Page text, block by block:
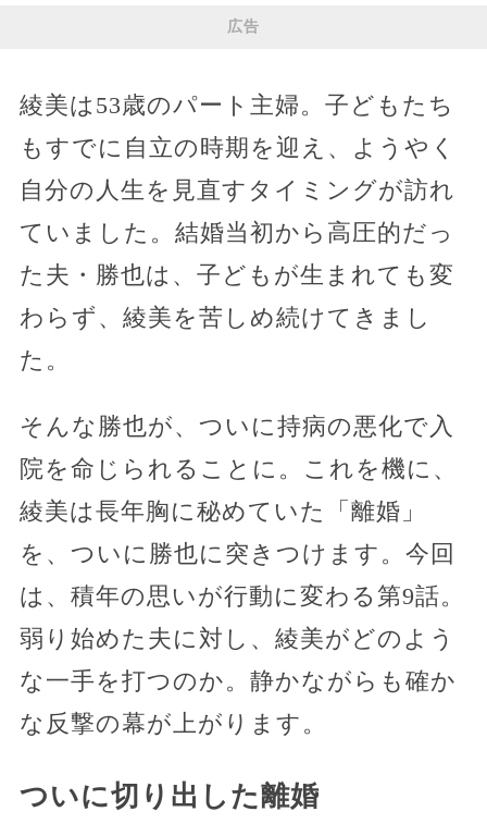
広告
綾美は53歳のパート主婦。子どもたち
もすでに自立の時期を迎え、ようやく
自分の人生を見直すタイミングが訪れ
ていました。結婚当初から高圧的だっ
た夫・勝也は、子どもが生まれても変
わらず、綾美を苦しめ続けてきまし
た。
そんな勝也が、ついに持病の悪化で入
院を命じられることに。これを機に、
綾美は長年胸に秘めていた「離婚」
を、ついに勝也に突きつけます。今回
は、積年の思いが行動に変わる第9話。
弱り始めた夫に対し、綾美がどのよう
な一手を打つのか。静かながらも確か
な反撃の幕が上がります。
ついに切り出した離婚